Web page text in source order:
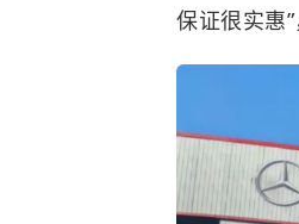
保证很实惠